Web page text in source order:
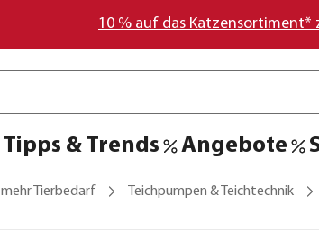
10 % auf das Katzensortiment*
Tipps & Trends Angebote
mehr Tierbedarf Teichpumpen & Teichtechnik